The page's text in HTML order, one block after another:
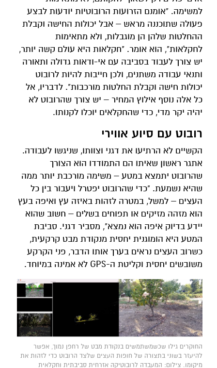
למשימה. "אומנם הזרועות הרובוטיות יודעות לבצע
פעולה שתוכננה מראש – אבל יכולות החישה וקבלת
ההחלטות שלהן הן מוגבלות, ולא מתאימות
לחקלאות", הוא אומר. "חקלאות היא עולם קשה יותר,
יש צורך לעבוד בסביבה עם אי-ודאות גדולה ותאורה
ותנאי עבודה משתנים, ולכן חייבות להיות לרובוט
יכולות חישה וקבלת החלטות מורכבות". לדבריו, אל
כל אלה נוסף אילוץ המחיר – יש צורך שהרובוט לא
יהיה יקר מדי, כדי שהחקלאים יוכלו לקנותו.
רובוט עם סיוע אווירי
הקשיים לא הרתיעו את דגני וצוותו, שניגשו לעבודה.
אתגר ראשון שאיתו הם התמודדו הוא הצורך
שהרובוט יתמצא במטע – משימה מורכבת יותר ממה
שהיא נשמעת. "כדי שהרובוט יפטרל ויעבור בין כל
העצים – למשל, במטרה לזהות באיזה עץ ואיפה בעץ
הוא מזהה מזיקים או תפוחים בשלים – חשוב שהוא
יידע בדיוק איפה הוא נמצא", מסביר דגני. סביבת
המטע היא הומוגנית יחסית מנקודת מבט קרקעית,
כשרוב העצים נראים בערך אותו הדבר, פני הקרקע
משובשים יחסית וקליטת ה-GPS לא אמינה במיוחד.
החוקרים גילו שכשמשתמשים בנקודת מבט של רחפן נמוך, אפשר
להיעזר בשוני בתצורה של חופות העצים שלצד הרובוט כדי לזהות את
מיקומו. צילום: המעבדה לרובוטיקה אזרחית סביבתית וחקלאית